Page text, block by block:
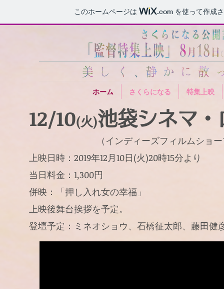
このホームページは .comを使って作成
ホーム さくらになる 特集上映
12/10(火)池袋シネマ
（インディーズフィルムショープ
上映日時：2019年12月10日(火)20時15分より
当日料金：1,300円
併映：「押し入れ女の幸福」
上映後舞台挨拶を予定。
登壇予定：ミネオショウ、石橋征太郎、藤田